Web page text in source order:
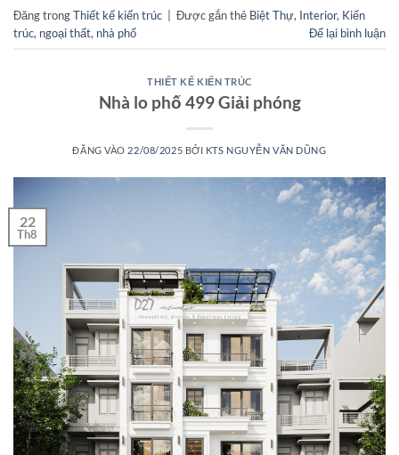
Đăng trongThiết kế kiến trúc Được gắn thẻ Biệt Thự, Interior, Kiến
trúc, ngoại thất, nhà phố Để lại bình luận
THIẾT KẾ KIẾN TRÚC
Nhà lo phố 499 Giải phóng
ĐĂNG VÀO 22/08/2025 BỞI KTS NGUYỄN VĂN DŨNG
22
Th8